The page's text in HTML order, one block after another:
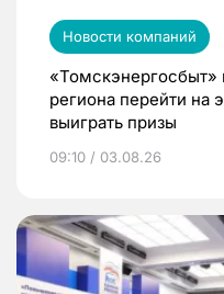
Новости компаний
«Томскэнергосбыт»
региона перейти на
выиграть призы
09:10 / 03.08.26